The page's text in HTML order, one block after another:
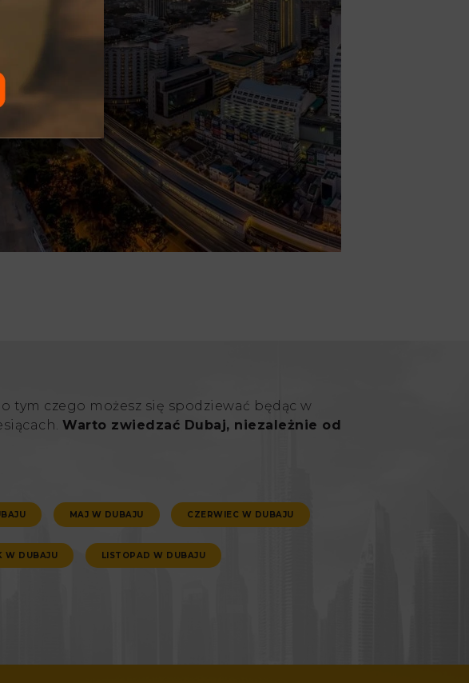
tym czego możesz się spodziewać będąc w
Warto zwiedzać Dubaj, niezależnie od
MAJ W DUBAJU CZERWIEC W DUBAJU
W DUBAJU LISTOPAD W DUBAJU